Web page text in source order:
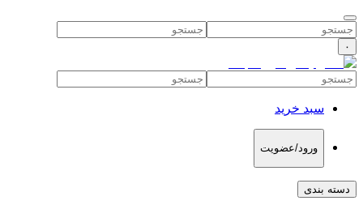
۰
سبد خرید
ورود/عضویت
دسته بندی